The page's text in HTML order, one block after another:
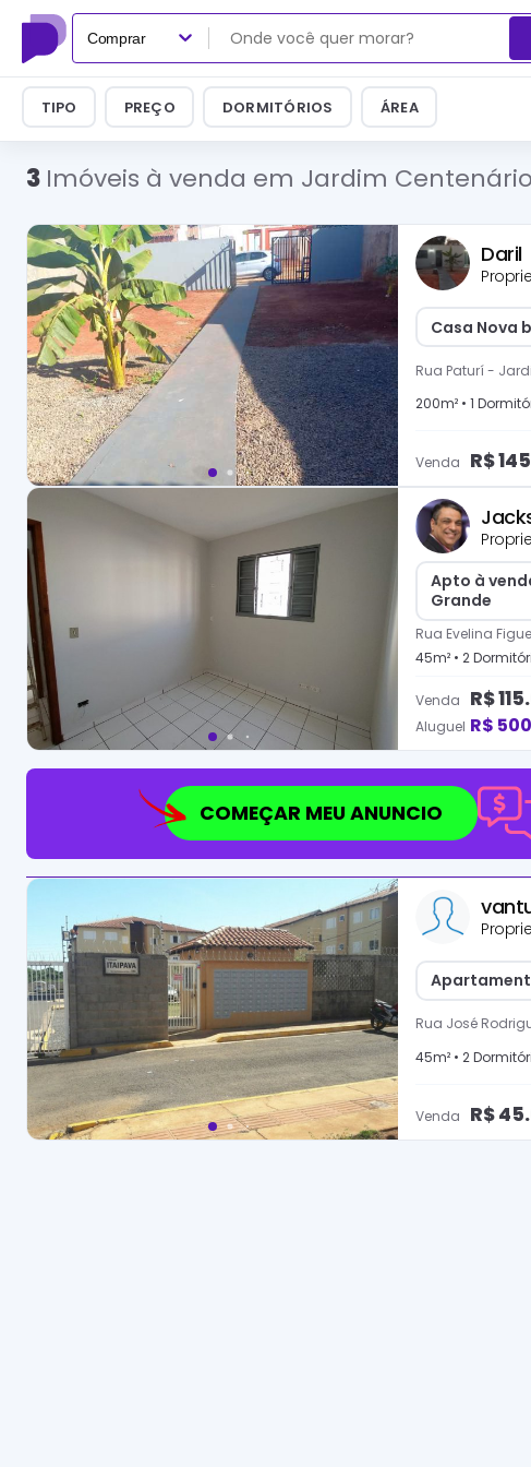
Comprar
TIPO PREÇO DORMITÓRIOS ÁREA
3 Imóveis à venda em Jardim
Daril
Casa Nova
Rua Paturí-
200m² • 1
Venda R$
Apto à
Grande
Rua Evelina
45m² • 2
Venda R$
Aluguel R$ 500
COMEÇAR MEU ANUNCIO
Rua José
45m² • 2
Venda R$